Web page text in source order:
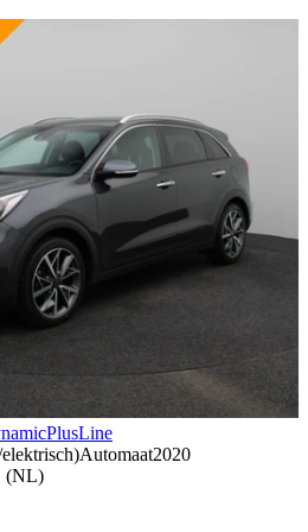
Automaat2020
(NL)